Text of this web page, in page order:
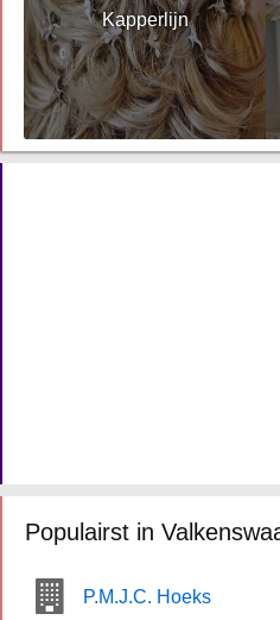
Kapperlijn
Populairst in
P.M.J.C. Hoeks